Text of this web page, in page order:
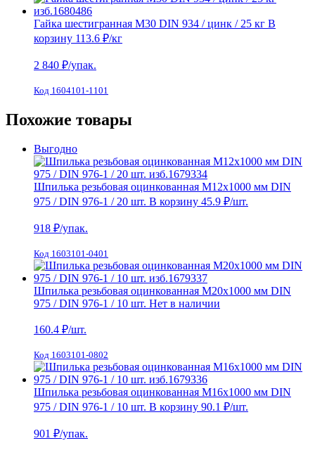
Гайка шестигранная М30 DIN 934 / цинк / 25 кг В
корзину 113.6 ₽/кг
2 840 ₽/упак.
Код 1604101-1101
Похожие товары
Выгодно
Шпилька резьбовая оцинкованная М12х1000 мм DIN
975 / DIN 976-1 / 20 шт. В корзину 45.9 ₽/шт.
918 ₽/упак.
Код 1603101-0401
Шпилька резьбовая оцинкованная М20х1000 мм DIN
975 / DIN 976-1 / 10 шт. Нет в наличии
160.4 ₽/шт.
Код 1603101-0802
Шпилька резьбовая оцинкованная М16х1000 мм DIN
975 / DIN 976-1 / 10 шт. В корзину 90.1 ₽/шт.
901 ₽/упак.